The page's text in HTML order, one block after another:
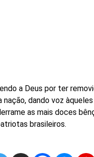
a Deus por ter
nação, dando voz
as mais doces
brasileiros.